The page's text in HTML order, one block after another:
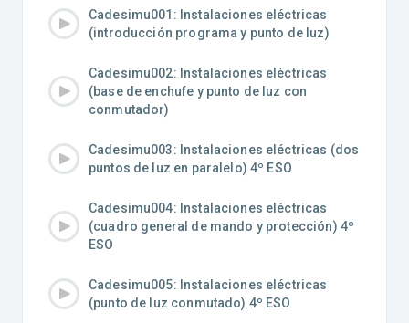
Cadesimu001: Instalaciones eléctricas
(introducción programa y punto de luz)
Cadesimu002: Instalaciones eléctricas
(base de enchufe y punto de luz con
conmutador)
Cadesimu003: Instalaciones eléctricas (dos
puntos de luz en paralelo) 4º ESO
Cadesimu004: Instalaciones eléctricas
(cuadro general de mando y protección) 4º
ESO
Cadesimu005: Instalaciones eléctricas
(punto de luz conmutado) 4º ESO